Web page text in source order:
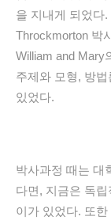
을 지내게 되었다
Throckmorton 박
William and Mary
주제와 모형, 방
있었다.
박사과정 때는 대
다면, 지금은 독
이가 있었다. 또